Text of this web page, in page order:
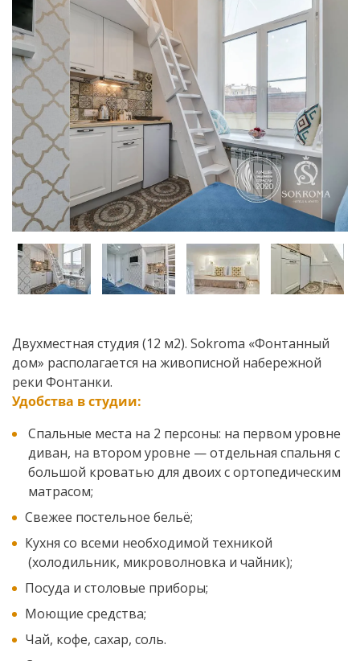
Двухместная студия (12 м2). Sokroma «Фонтанный
дом» располагается на живописной набережной
реки Фонтанки.
Удобства в студии:
Спальные места на 2 персоны: на первом уровне
диван, на втором уровне — отдельная спальня с
большой кроватью для двоих с ортопедическим
матрасом;
Свежее постельное бельё;
Кухня со всеми необходимой техникой
(холодильник, микроволновка и чайник);
Посуда и столовые приборы;
Моющие средства;
Чай, кофе, сахар, соль.